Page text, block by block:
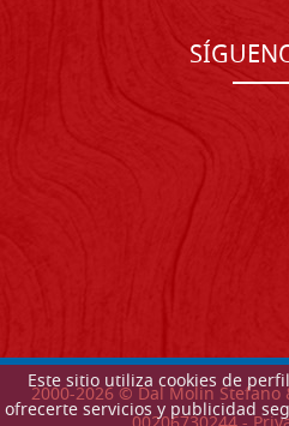
Este sitio utiliza cookies de
ofrecerte servicios y publicidad
2000-2026© Dal Molin Stefano